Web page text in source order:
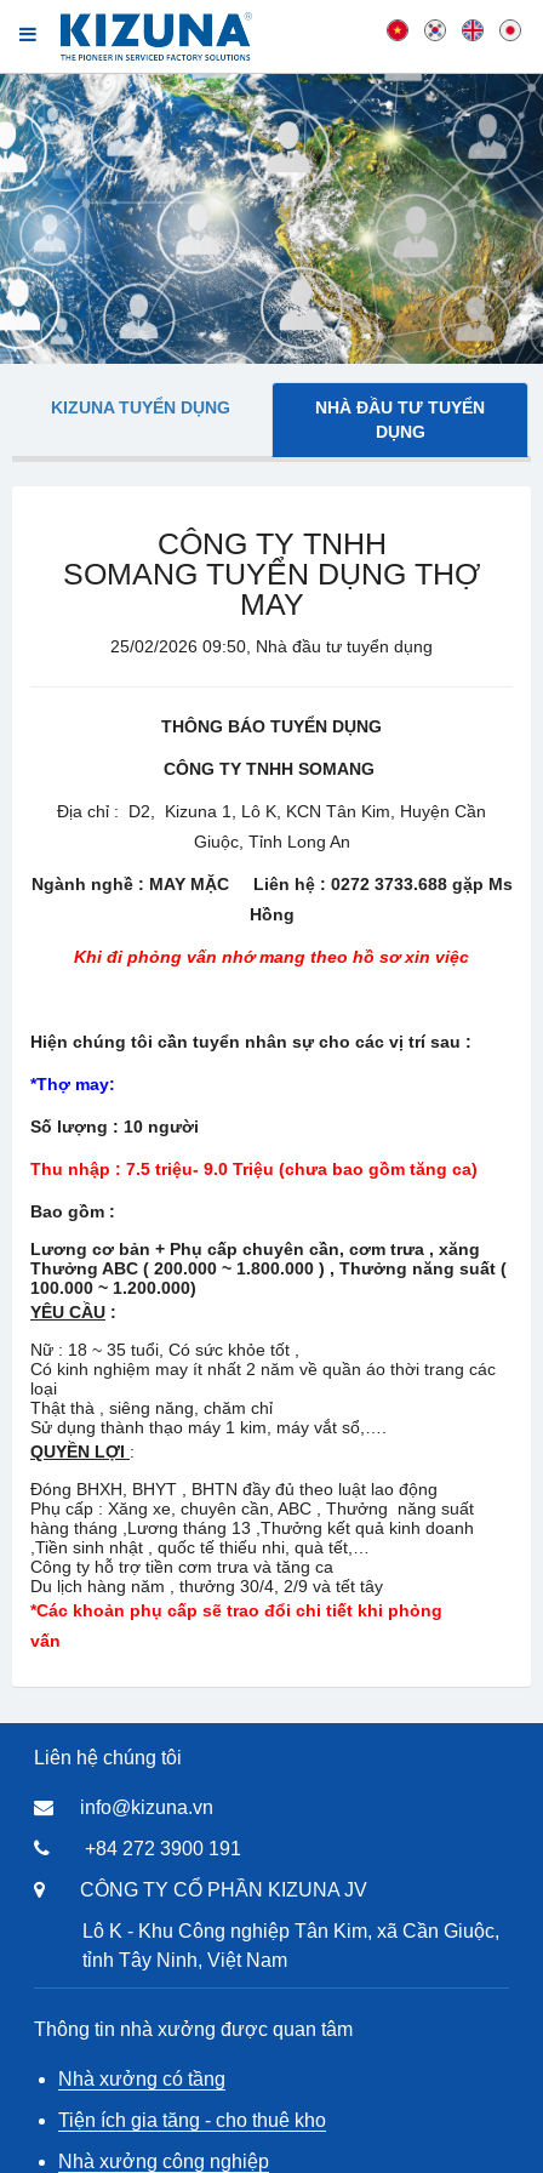
KIZUNA TUYỂN DỤNG
NHÀ ĐẦU TƯ TUYỂN
DỤNG
CÔNG TY TNHH
SOMANG TUYỂN DỤNG THỢ
MAY
25/02/2026 09:50, Nhà đầu tư tuyển dụng
THÔNG BÁO TUYỂN DỤNG
CÔNG TY TNHH SOMANG
Địa chỉ : D2, Kizuna 1, Lô K, KCN Tân Kim, Huyện Cần
Giuộc, Tỉnh Long An
Ngành nghề : MAY MẶC Liên hệ : 0272 3733.688 gặp Ms
Hồng
Khi đi phỏng vấn nhớ mang theo hồ sơ xin việc
Hiện chúng tôi cần tuyển nhân sự cho các vị trí sau :
*Thợ may:
Số lượng : 10 người
Thu nhập : 7.5 triệu- 9.0 Triệu (chưa bao gồm tăng ca)
Bao gồm :
Lương cơ bản + Phụ cấp chuyên cần, cơm trưa , xăng
Thưởng ABC ( 200.000 ~ 1.800.000 ) , Thưởng năng suất (
100.000 ~ 1.200.000)
YÊU CẦU :
Nữ : 18 ~ 35 tuổi, Có sức khỏe tốt ,
Có kinh nghiệm may ít nhất 2 năm về quần áo thời trang các
loại
Thật thà , siêng năng, chăm chỉ
Sử dụng thành thạo máy 1 kim, máy vắt sổ,….
QUYỀN LỢI :
Đóng BHXH, BHYT , BHTN đầy đủ theo luật lao động
Phụ cấp : Xăng xe, chuyên cần, ABC , Thưởng năng suất
hàng tháng ,Lương tháng 13 ,Thưởng kết quả kinh doanh
,Tiền sinh nhật , quốc tế thiếu nhi, quà tết,…
Công ty hỗ trợ tiền cơm trưa và tăng ca
Du lịch hàng năm , thưởng 30/4, 2/9 và tết tây
*Các khoản phụ cấp sẽ trao đổi chi tiết khi phỏng
vấn
Liên hệ chúng tôi
info@kizuna.vn
+84 272 3900 191
CÔNG TY CỔ PHẦN KIZUNA JV
Lô K - Khu Công nghiệp Tân Kim, xã Cần Giuộc,
tỉnh Tây Ninh, Việt Nam
Thông tin nhà xưởng được quan tâm
Nhà xưởng có tầng
Tiện ích gia tăng - cho thuê kho
Nhà xưởng công nghiệp